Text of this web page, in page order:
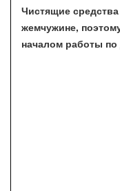
Чистящие
жемчужине,
началом работы по